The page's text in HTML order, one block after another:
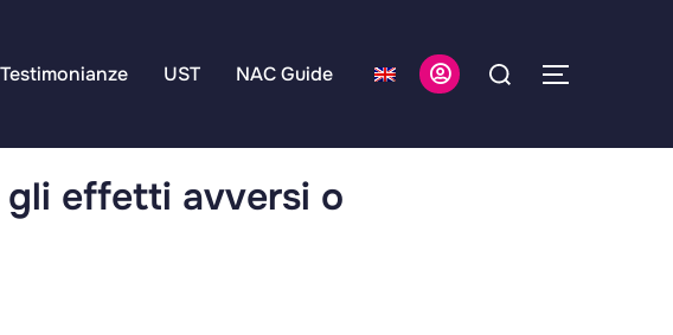
Testimonianze UST NAC Guide
effetti avversi o